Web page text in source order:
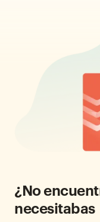
¿No
necesitabas